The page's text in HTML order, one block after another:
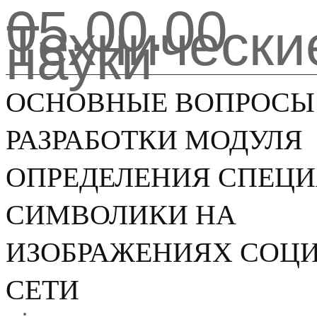
05.00.00
науки
ОСНОВНЫЕ ВОПРОСЫ
РАЗРАБОТКИ МОДУЛЯ
ОПРЕДЕЛЕНИЯ
СИМВОЛИКИ НА
ИЗОБРАЖЕНИЯХ
СЕТИ